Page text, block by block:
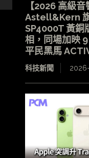
【2026 高級音
Astell&Kern
SP4000T 黃銅
相，同場加映
平民黑馬
科技新聞